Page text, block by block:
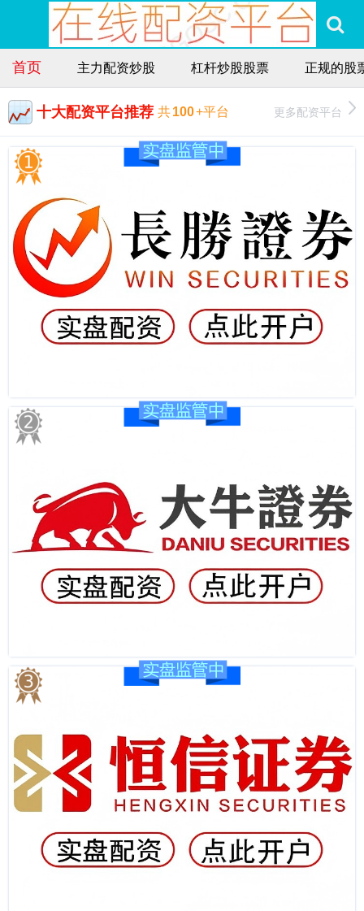
首页 主力配资炒股 杠杆炒股股票 正规的股
十大配资平台推荐 共100+平台 更多配资平台